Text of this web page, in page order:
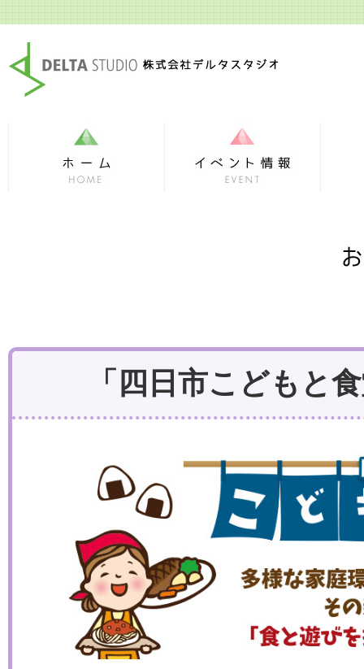
「四日市こどもと